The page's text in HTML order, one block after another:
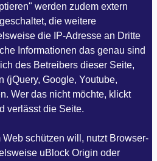
werden zudem extern
die weitere
die IP-Adresse an Dritte
Informationen das genau sind
des Betreibers dieser Seite,
(jQuery, Google, Youtube,
Wer das nicht möchte, klickt
verlässt die Seite.
schützen will, nutzt Browser-
uBlock Origin oder